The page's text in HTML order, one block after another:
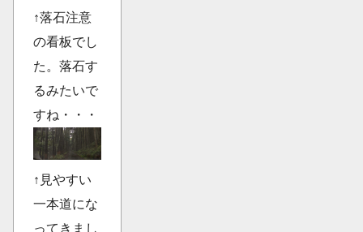
↑落石注意
の看板でし
た。落石す
るみたいで
すね・・・
↑見やすい
一本道にな
ってきまし